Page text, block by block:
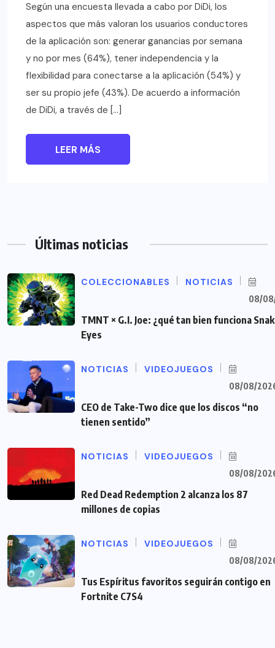
Según una encuesta llevada a cabo por DiDi, los
aspectos que más valoran los usuarios conductores
de la aplicación son: generar ganancias por semana
y no por mes (64%), tener independencia y la
flexibilidad para conectarse a la aplicación (54%) y
ser su propio jefe (43%). De acuerdo a información
de DiDi, a través de […]
LEER MÁS
Últimas noticias
COLECCIONABLES NOTICIAS
08/
TMNT × G.I. Joe: ¿qué tan bien funciona
Eyes
NOTICIAS VIDEOJUEGOS
08/08/
CEO de Take-Two dice que los discos “no
tienen sentido”
NOTICIAS VIDEOJUEGOS
08/08/
Red Dead Redemption 2 alcanza los 87
millones de copias
NOTICIAS VIDEOJUEGOS
08/08/
Tus Espíritus favoritos seguirán contigo en
Fortnite C7S4